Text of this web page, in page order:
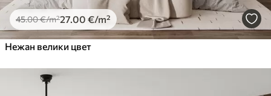
45.00€/m²27 .00 €/m²
Нежан велики цвет